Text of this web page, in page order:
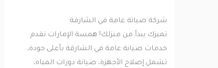
شركة صيانة عامة في الشارقة
تميزك يبدأ من منزلك! همسة الإمارات تقدم
خدمات صيانة عامة في الشارقة بأعلى جودة،
تشمل إصلاح الأجهزة، صيانة دورات المياه،